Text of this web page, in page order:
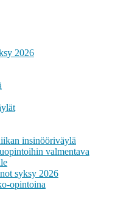
2026
insinööriväylä
valmentava
syksy 2026
opintoina